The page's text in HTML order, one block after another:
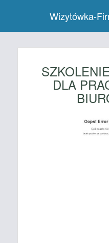
Wizytówka-
DLA